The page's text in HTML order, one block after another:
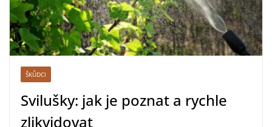
ŠKŮDCI
Svilušky: jak je poznat a rychle
zlikvidovat